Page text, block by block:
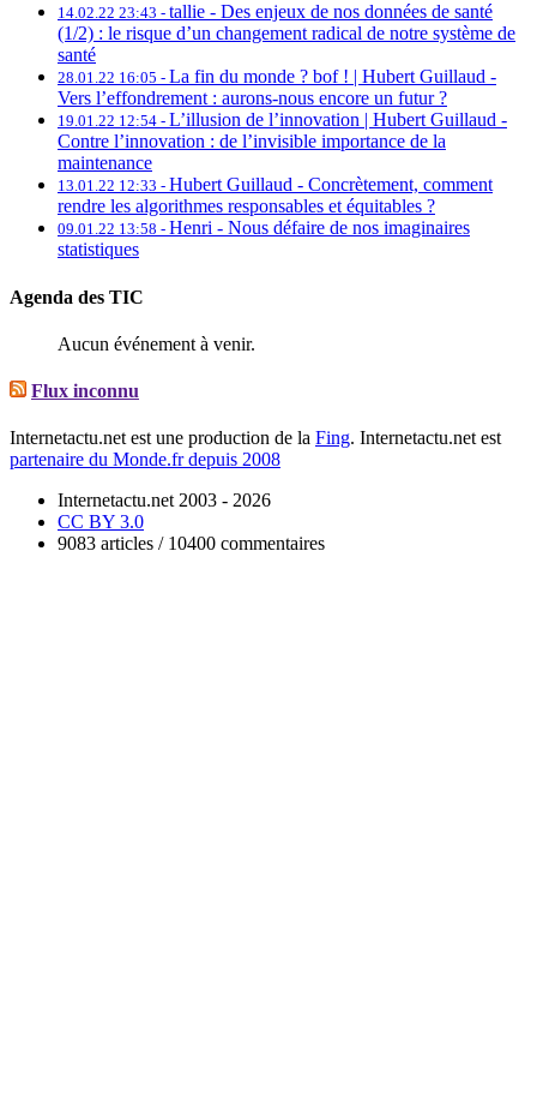
14.02.22 23:43 - tallie - Des enjeux de nos données de santé
(1/2) : le risque d’un changement radical de notre système de
santé
28.01.22 16:05 - La fin du monde ? bof ! | Hubert Guillaud -
Vers l’effondrement : aurons-nous encore un futur ?
19.01.22 12:54 - L’illusion de l’innovation | Hubert Guillaud -
Contre l’innovation : de l’invisible importance de la
maintenance
13.01.22 12:33 - Hubert Guillaud - Concrètement, comment
rendre les algorithmes responsables et équitables ?
09.01.22 13:58 - Henri - Nous défaire de nos imaginaires
statistiques
Agenda des TIC
Aucun événement à venir.
Flux inconnu
Internetactu.net est une production de la Fing. Internetactu.net est
partenaire du Monde.fr depuis 2008
Internetactu.net 2003 - 2026
CC BY 3.0
9083 articles / 10400 commentaires